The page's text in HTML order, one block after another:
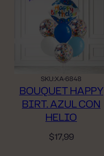
SKU:XA-6848
BOUQUET HAPPY
BIRT. AZUL CON
HELIO
$17,99